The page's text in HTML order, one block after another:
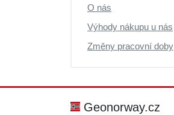
O nás
Výhody nákupu u nás
Změny pracovní doby
Geonorway.cz